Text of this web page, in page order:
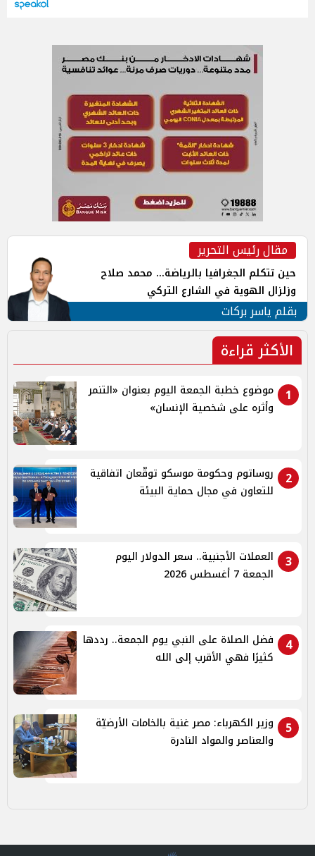
مقال رئيس التحرير
حين تتكلم الجغرافيا بالرياضة... محمد صلاح
وزلزال الهوية في الشارع التركي
بقلم ياسر بركات
الأكثر قراءة
1
موضوع خطبة الجمعة اليوم بعنوان «التنمر
وأثره على شخصية الإنسان»
2
روساتوم وحكومة موسكو توقّعان اتفاقية
للتعاون في مجال حماية البيئة
3
العملات الأجنبية.. سعر الدولار اليوم
الجمعة 7 أغسطس 2026
4
فضل الصلاة على النبي يوم الجمعة.. رددها
كثيرًا فهي الأقرب إلى الله
5
وزير الكهرباء: مصر غنية بالخامات الأرضيّة
والعناصر والمواد النادرة